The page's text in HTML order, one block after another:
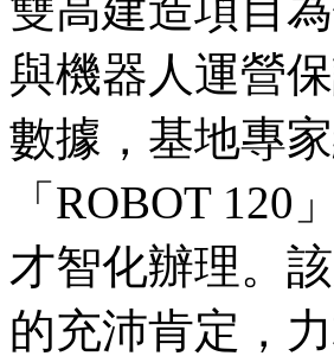
與機器人運營
數據，基地專
「ROBOT
才智化辦理。
的充沛肯定，